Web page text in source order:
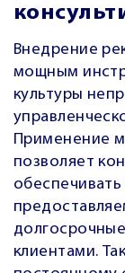
Внедрение
мощным
культуры
Применение
позволяет
клиентами.